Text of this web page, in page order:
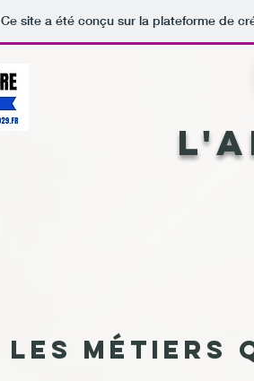
Ce site a été conçu sur la plateforme de
Les métiers